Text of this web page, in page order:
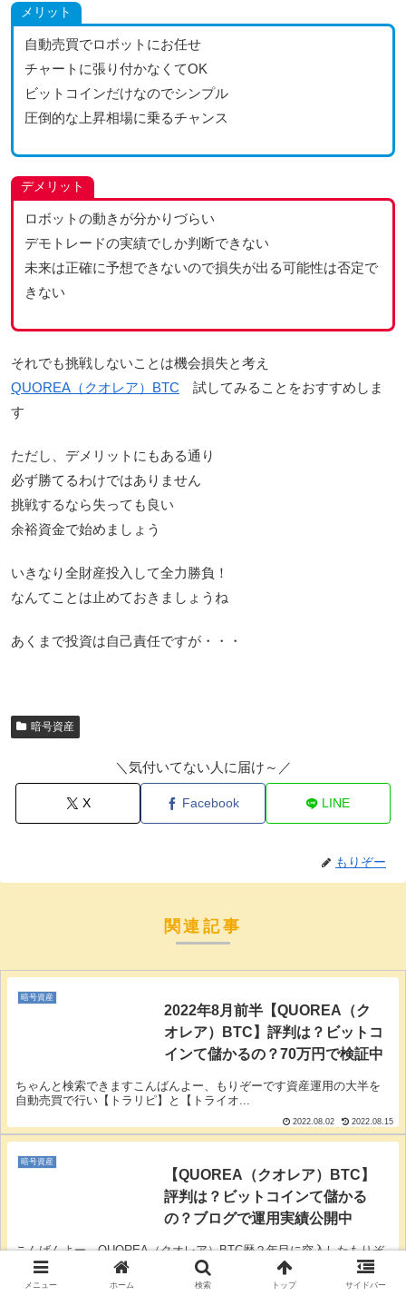
メリット
自動売買でロボットにお任せ
チャートに張り付かなくてOK
ビットコインだけなのでシンプル
圧倒的な上昇相場に乗るチャンス
デメリット
ロボットの動きが分かりづらい
デモトレードの実績でしか判断できない
未来は正確に予想できないので損失が出る可能性は否定で
きない
それでも挑戦しないことは機会損失と考え
QUOREA（クオレア）BTC 試してみることをおすすめしま
す
ただし、デメリットにもある通り
必ず勝てるわけではありません
挑戦するなら失っても良い
余裕資金で始めましょう
いきなり全財産投入して全力勝負！
なんてことは止めておきましょうね
あくまで投資は自己責任ですが・・・
暗号資産
＼気付いてない人に届け～／
X Facebook LINE
もりぞー
関連記事
暗号資産
2022年8月前半【QUOREA（ク
オレア）BTC】評判は？ビットコ
インて儲かるの？70万円で検証中
ちゃんと検索できますこんばんよー、もりぞーです資産運用の大半を
自動売買で行い【トラリピ】と【トライオ...
2022.08.02 2022.08.15
暗号資産
【QUOREA（クオレア）BTC】
評判は？ビットコインて儲かる
の？ブログで運用実績公開中
こんばんよー、QUOREA（クオレア）BTC歴２年目に突入したもりぞ
ーです資産運用の大半を【トラリピ...
2021.02.23 2022.06.07
メニュー ホーム 検索 トップ サイドバー